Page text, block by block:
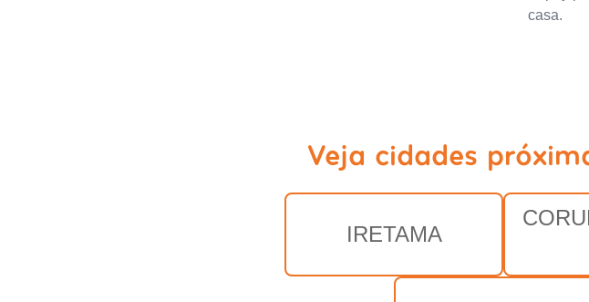
casa.
Veja cidades
IRETAMA